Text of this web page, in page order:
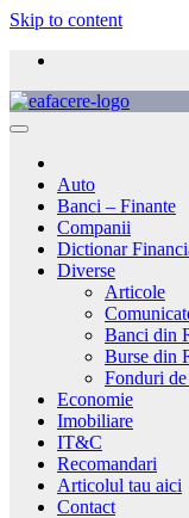
Skip to content
Auto
Banci – Finante
Companii
Dictionar
Diverse
Articole
Banci din
Burse din
Fonduri
Economie
Imobiliare
IT&C
Recomandari
Articolul tau aici
Contact